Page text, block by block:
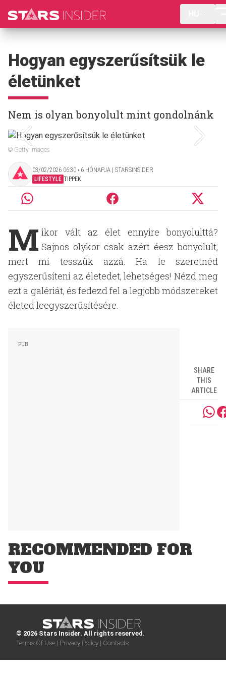
Hogyan egyszerűsítsük le
életünket
Nem is olyan bonyolult mint gondolnánk
© Getty Images
03/02/2026 06:30 ‧ 6 HÓNAPJA | STARSINSIDER
LIFESTYLE TIPPEK
M ikor vált az élet ennyire bonyolulttá?
Sajnos olykor csak azért éesz bonyolult,
mert mi tesszük azzá. Ha le szeretnéd
egyszerűsíteni az életedet, lehetséges! Nézd meg
ezt a galériát, és fedezd fel a legjobb módszereket
életed leegyszerűsítésére.
SHARE
THIS
ARTICLE
RECOMMENDED FOR
YOU
© 2026 Stars Insider. All rights reserved.
Terms Of Use | Privacy Policy | Contacts